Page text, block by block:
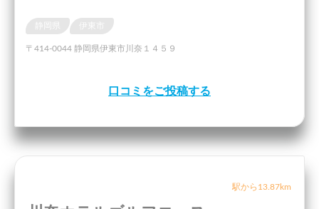
〒414-0044 静岡県伊東市川奈１４５９
口コミをご投稿する
駅から13.87km